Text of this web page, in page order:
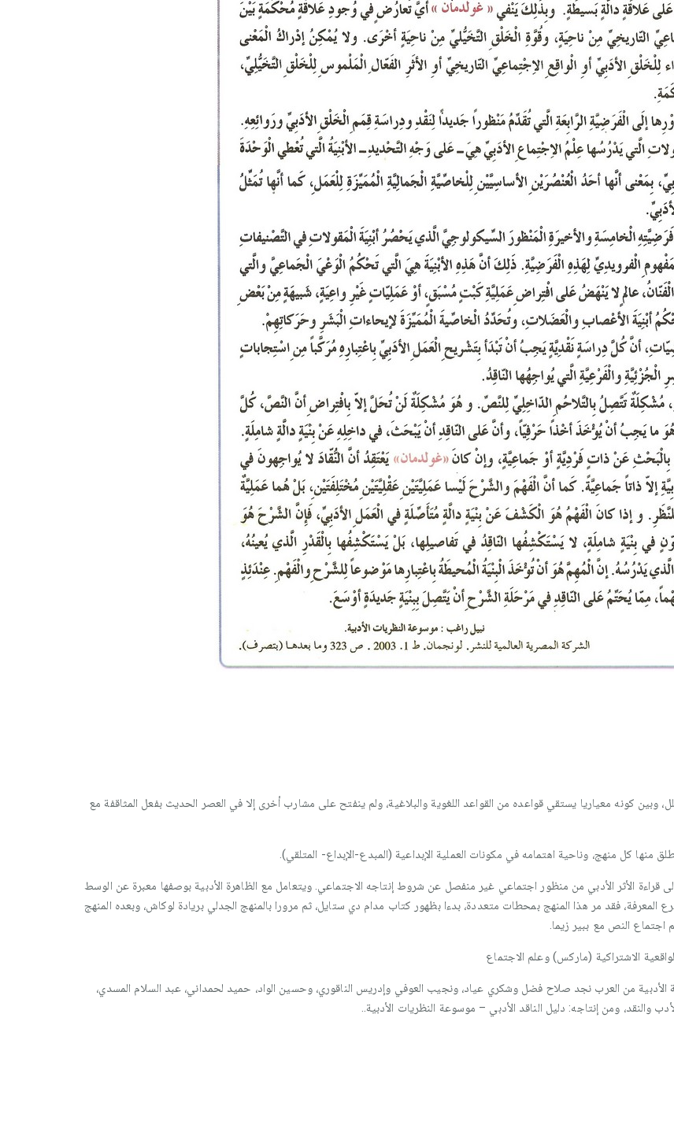
كونه معياريا يستقي قواعده من القواعد اللغوية والبلاغية، ولم ينفتح على مشارب أخرى إلا في العصر الحديث بفعل المثاقفة مع
منها كل منهج، وناحية اهتمامه في مكونات العملية الإبداعية (المبدع-الإبداع- المتلقي).
قراءة الأثر الأدبي من منظور اجتماعي غير منفصل عن شروط إنتاجه الاجتماعي. ويتعامل مع الظاهرة الأدبية بوصفها معبرة عن الوسط
المعرفة، فقد مر هذا المنهج بمحطات متعددة، بدءا بظهور كتاب مدام دي ستايل، ثم مرورا بالمنهج الجدلي بريادة لوكاش، وبعده المنهج
اجتماع النص مع ببير زيما.
الاشتراكية (ماركس) وعلم الاجتماع
الأدبية من العرب نجد صلاح فضل وشكري عياد، ونجيب العوفي وإدريس الناقوري، وحسين الواد، حميد لحمداني، عبد السلام المسدي،
ومن إنتاجه: دليل الناقد الأدبي – موسوعة النظريات الأدبية..